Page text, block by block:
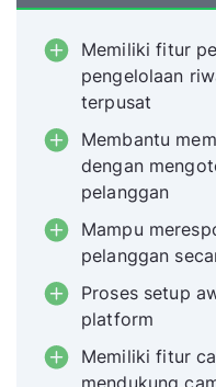
Memiliki fitur
pengelolaan
terpusat
Membantu
dengan
pelanggan
Mampu
pelanggan
Proses setup
platform
Memiliki fitur
mendukung